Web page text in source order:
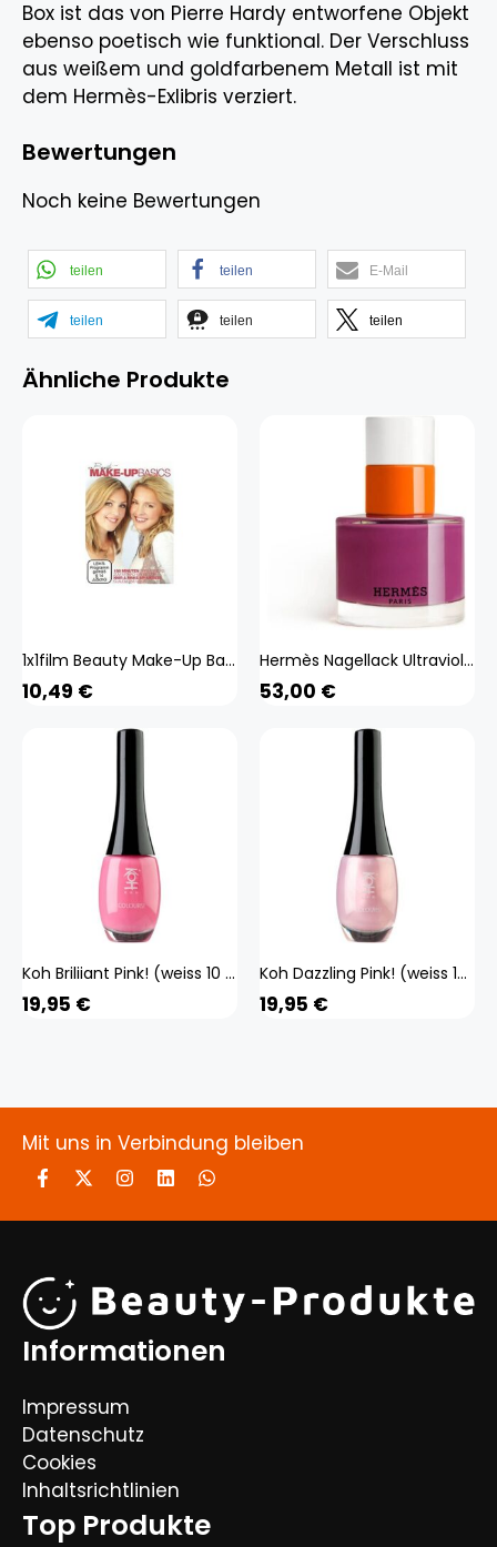
Box ist das von Pierre Hardy entworfene Objekt
ebenso poetisch wie funktional. Der Verschluss
aus weißem und goldfarbenem Metall ist mit
dem Hermès-Exlibris verziert.
Bewertungen
Noch keine Bewertungen
teilen teilen E-Mail
teilen teilen teilen
Ähnliche Produkte
1x1film Beauty Make-Up Basics
10,49 €
Hermès Nagellack Ultraviolet (weiss 15 ml) Beauty, Make-up, Nägel
53,00 €
Koh Briliiant Pink! (weiss 10 ml) Beauty, Make-up, Nägel
19,95 €
Koh Dazzling Pink! (weiss 10 ml) Beauty, Make-up, Nägel
19,95 €
Mit uns in Verbindung bleiben
Informationen
Impressum
Datenschutz
Cookies
Inhaltsrichtlinien
Top Produkte